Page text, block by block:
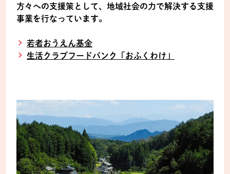
方々への支援策として、地域社会の力で解決する支援
事業を行なっています。
若者おうえん基金
生活クラブフードバンク「おふくわけ」